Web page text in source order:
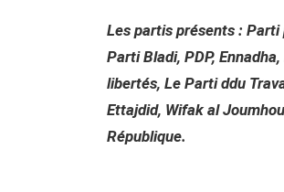
Les partis présents : Parti
Parti Bladi, PDP,
libertés, Le Parti ddu
Ettajdid, Wifak al
République.